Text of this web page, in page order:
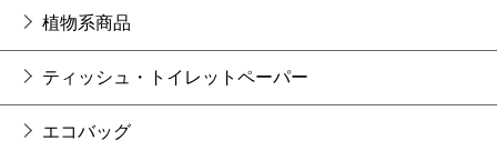
植物系商品
ティッシュ・トイレットペーパー
エコバッグ